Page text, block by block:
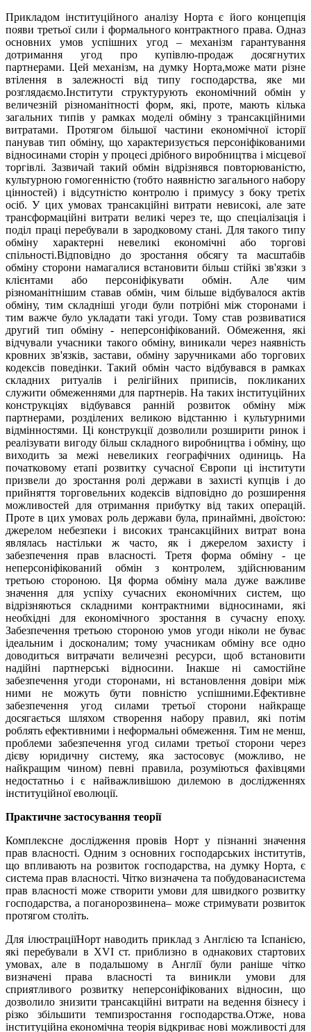
Прикладом інституційного аналізу Норта є його концепція
появи третьої сили і формального контрактного права. Одназ
основних умов успішних угод – механізм гарантування
дотримання угод про купівлю-продаж досягнутих
партнерами. Цей механізм, на думку Норта,може мати різне
втілення в залежності від типу господарства, яке ми
розглядаємо.Інститути структурують економічний обмін у
величезній різноманітності форм, які, проте, мають кілька
загальних типів у рамках моделі обміну з трансакційними
витратами. Протягом більшої частини економічної історії
панував тип обміну, що характеризується персоніфікованими
відносинами сторін у процесі дрібного виробництва і місцевої
торгівлі. Зазвичай такий обмін відрізнявся повторюваністю,
культурною гомогенністю (тобто наявністю загального набору
цінностей) і відсутністю контролю і примусу з боку третіх
осіб. У цих умовах трансакційні витрати невисокі, але зате
трансформаційні витрати великі через те, що спеціалізація і
поділ праці перебували в зародковому стані. Для такого типу
обміну характерні невеликі економічні або торгові
спільності.Відповідно до зростання обсягу та масштабів
обміну сторони намагалися встановити більш стійкі зв'язки з
клієнтами або персоніфікувати обмін. Але чим
різноманітнішим ставав обмін, чим більше відбувалося актів
обміну, тим складніші угоди були потрібні між сторонами і
тим важче було укладати такі угоди. Тому став розвиватися
другий тип обміну - неперсоніфікований. Обмеження, які
відчували учасники такого обміну, виникали через наявність
кровних зв'язків, застави, обміну заручниками або торгових
кодексів поведінки. Такий обмін часто відбувався в рамках
складних ритуалів і релігійних приписів, покликаних
служити обмеженнями для партнерів. На таких інституційних
конструкціях відбувався ранній розвиток обміну між
партнерами, розділених великою відстанню і культурними
відмінностями. Ці конструкції дозволили розширити ринок і
реалізувати вигоду більш складного виробництва і обміну, що
виходить за межі невеликих географічних одиниць. На
початковому етапі розвитку сучасної Європи ці інститути
призвели до зростання ролі держави в захисті купців і до
прийняття торговельних кодексів відповідно до розширення
можливостей для отримання прибутку від таких операцій.
Проте в цих умовах роль держави була, принаймні, двоїстою:
джерелом небезпеки і високих трансакційних витрат вона
являлась настільки ж часто, як і джерелом захисту і
забезпечення прав власності. Третя форма обміну - це
неперсоніфікований обмін з контролем, здійснюваним
третьою стороною. Ця форма обміну мала дуже важливе
значення для успіху сучасних економічних систем, що
відрізняються складними контрактними відносинами, які
необхідні для економічного зростання в сучасну епоху.
Забезпечення третьою стороною умов угоди ніколи не буває
ідеальним і досконалим; тому учасникам обміну все одно
доводиться витрачати величезні ресурси, щоб встановити
надійні партнерські відносини. Інакше ні самостійне
забезпечення угоди сторонами, ні встановлення довіри між
ними не можуть бути повністю успішними.Ефективне
забезпечення угод силами третьої сторони найкраще
досягається шляхом створення набору правил, які потім
роблять ефективними і неформальні обмеження. Тим не менш,
проблеми забезпечення угод силами третьої сторони через
дієву юридичну систему, яка застосовує (можливо, не
найкращим чином) певні правила, розуміються фахівцями
недостатньо і є найважливішою дилемою в дослідженнях
інституційної еволюції.
Практичне застосування теорії
Комплексне дослідження провів Норт у пізнанні значення
прав власності. Одним з основних господарських інститутів,
що впливають на розвиток господарства, на думку Норта, є
система прав власності. Чітко визначена та побудованасистема
прав власності може створити умови для швидкого розвитку
господарства, а поганорозвинена– може стримувати розвиток
протягом століть.
Для ілюстраціїНорт наводить приклад з Англією та Іспанією,
які перебували в XVI ст. приблизно в однакових стартових
умовах, але в подальшому в Англії були раніше чітко
визначені права власності та виникли умови для
сприятливого розвитку неперсоніфікованих відносин, що
дозволило знизити трансакційні витрати на ведення бізнесу і
різко збільшити темпизростання господарства.Отже, нова
інституційна економічна теорія відкриває нові можливості для